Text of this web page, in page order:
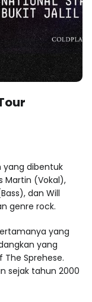
yang dibentuk
Martin (Vokal),
dan Will
genre rock.
yang
yang
The Sprehese.
sejak tahun 2000